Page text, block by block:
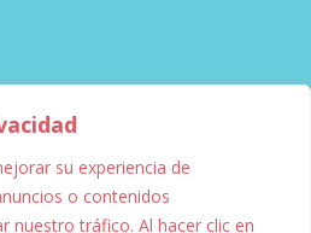
su experiencia de
o contenidos
nuestro tráfico. Al hacer clic en